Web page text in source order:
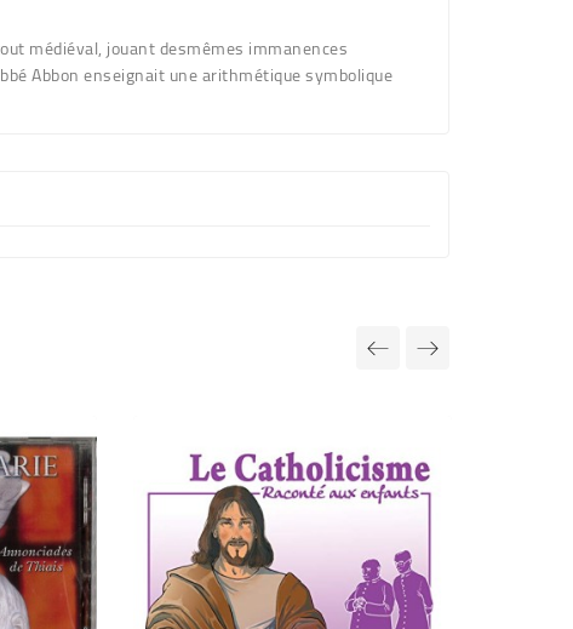
médiéval, jouant desmêmes immanences
Abbon enseignait une arithmétique symbolique